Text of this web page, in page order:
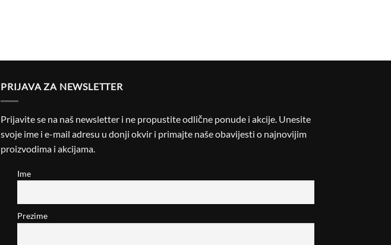
PRIJAVA ZA NEWSLETTER
Prijavite se na naš newsletter i ne propustite odlične ponude i akcije. Unesite
svoje ime i e-mail adresu u donji okvir i primajte naše obavijesti o najnovijim
proizvodima i akcijama.
Ime
Prezime